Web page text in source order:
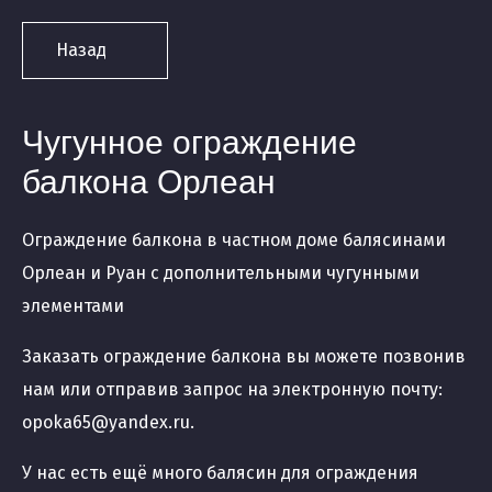
Назад
Чугунное ограждение
балкона Орлеан
Ограждение балкона в частном доме балясинами
Орлеан и Руан с дополнительными чугунными
элементами
Заказать ограждение балкона вы можете позвонив
нам или отправив запрос на электронную почту:
opoka65@yandex.ru.
У нас есть ещё много балясин для ограждения